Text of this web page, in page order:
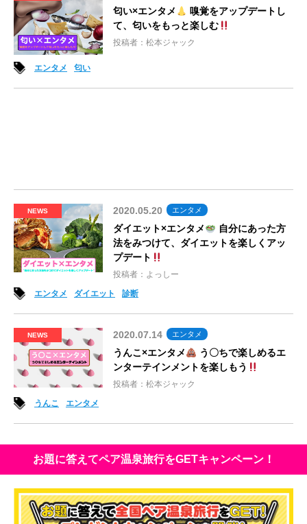
匂い×エンタメ
嗅覚をアップデートし
て、匂いをもっと楽しむ
投稿者：松本ジャック
エンタメ 匂い
NEWS 2020.05.20 エンタメ
ダイエット×エンタメ
自分にあった方
法をみつけて、ダイエットを楽しくアッ
プデート
投稿者：よっしー
エンタメ
ダイエット 診断
NEWS 2020.07.14 エンタメ
うんこ×エンタメ
う〇ちで楽しめるエ
ンターテインメントを楽しもう
投稿者：松本ジャック
うんこ
エンタメ
お題に答えてペア温泉旅行をGETキャンペーン！